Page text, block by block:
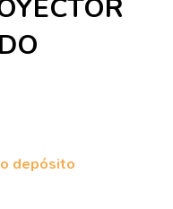
depósito